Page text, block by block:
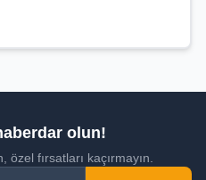
olun!
fırsatları kaçırmayın.